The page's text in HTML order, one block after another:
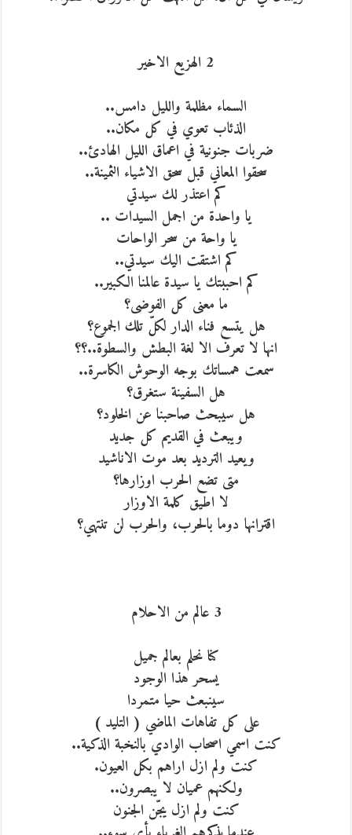
2 الهزيع الاخير
السماء مظلمة والليل دامس..
الذئاب تعوي في كل مكان..
ضربات جنونية في اعماق الليل الهادئ..
سحقوا المعاني قبل سحق الاشياء الثمينة..
كم اعتذر لك سيدتي
يا واحدة من اجمل السيدات ..
يا واحة من سحر الواحات
كم اشتقت اليك سيدتي..
كم احببتك يا سيدة عالمنا الكبير..
ما معنى كل الفوضى؟
هل يتسع فناء الدار لكلّ تلك الجموع؟
انها لا تعرف الا لغة البطش والسطوة..؟؟
سمعت همساتك بوجه الوحوش الكاسرة..
هل السفينة ستغرق؟
هل سيبحث صاحبنا عن الخلود؟
ويبعث في القديم كل جديد
ويعيد الترديد بعد موت الاناشيد
متى تضع الحرب اوزارها؟
لا اطيق كلمة الاوزار
اقترانها دوما بالحرب، والحرب لن تنتهي؟
3 عالم من الاحلام
كنا نحلم بعالم جميل
يسحر هذا الوجود
سينبعث حيا متمردا
على كل تفاهات الماضي ( التليد )
كنت اسمي اصحاب الوادي بالنخبة الذكية..
كنت ولم ازل اراهم بكل العيون.
ولكنهم عميان لا يبصرون..
كنت ولم ازل يجّن الجنون